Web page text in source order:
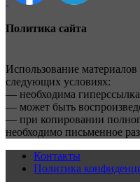
Политика сайта
Использование
следующих условиях:
— необходима
— может быть
— при копировании
необходимо письменное
Контакты
Политика